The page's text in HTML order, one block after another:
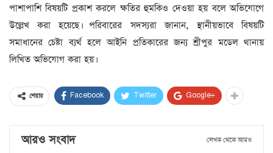
পাশাপাশি বিষয়টি প্রকাশ করলে ক্ষতির হুমকিও দেওয়া হয় বলে অভিযোগে
উল্লেখ করা হয়েছে। পরিবারের সদস্যরা জানান, স্থানীয়ভাবে বিষয়টি
সমাধানের চেষ্টা ব্যর্থ হলে আইনি প্রতিকারের জন্য শ্রীপুর মডেল থানায়
লিখিত অভিযোগ করা হয়।
শেয়ার Facebook Twitter Google+
আরও সংবাদ লেখক থেকে আরও